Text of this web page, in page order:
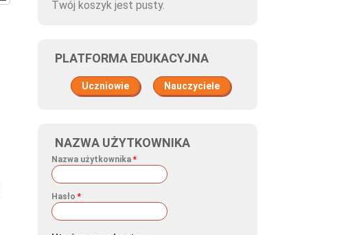
Twój koszyk jest pusty.
PLATFORMA EDUKACYJNA
Uczniowie Nauczyciele
NAZWA UŻYTKOWNIKA
Nazwa użytkownika *
Hasło *